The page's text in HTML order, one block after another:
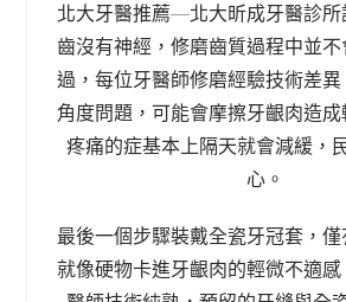
北大牙醫推薦—北大昕成牙醫診所
齒沒有神經，修磨齒質過程中並
過，每位牙醫師修磨經驗技術差
角度問題，可能會摩擦牙齦肉造
疼痛的症基本上隔天就會減緩，
心。
最後一個步驟裝戴全瓷牙冠套，僅
就像硬物卡進牙齦肉的輕微不適